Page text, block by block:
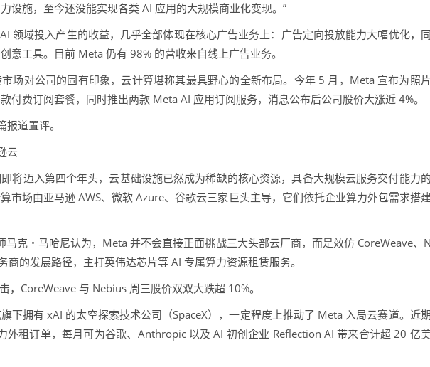
设施，至今还没能实现各类 AI 应用的大规模商业化变现。”
域投入产生的收益，几乎全部体现在核心广告业务上：广告定向投放能力大幅优化，同
意工具。目前 Meta 仍有 98% 的营收来自线上广告业务。
对公司的固有印象，云计算堪称其最具野心的全新布局。今年 5 月，Meta 宣布为照片
付费订阅套餐，同时推出两款 Meta AI 应用订阅服务，消息公布后公司股价大涨近 4%。
道置评。
云
迈入第四个年头，云基础设施已然成为稀缺的核心资源，具备大规模云服务交付能力的
市场由亚马逊 AWS、微软 Azure、谷歌云三家巨头主导，它们依托企业算力外包需求搭
克・马哈尼认为，Meta 并不会直接正面挑战三大头部云厂商，而是效仿 CoreWeave、N
商的发展路径，主打英伟达芯片等 AI 专属算力资源租赁服务。
CoreWeave 与 Nebius 周三股价双双大跌超 10%。
拥有 xAI 的太空探索技术公司（SpaceX），一定程度上推动了 Meta 入局云赛道。近期
外租订单，每月可为谷歌、Anthropic 以及 AI 初创企业 Reflection AI 带来合计超 20 亿